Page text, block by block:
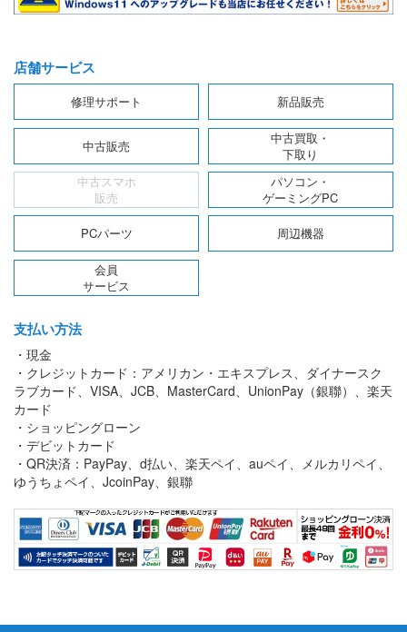
店舗サービス
修理サポート 新品販売
中古販売
中古買取・
下取り
中古スマホ
販売
パソコン・
ゲーミングPC
PCパーツ 周辺機器
会員
サービス
支払い方法
・現金
・クレジットカード：アメリカン・エキスプレス、ダイナースク
ラブカード、VISA、JCB、MasterCard、UnionPay（銀聯）、楽天
カード
・ショッピングローン
・デビットカード
・QR決済：PayPay、d払い、楽天ペイ、auペイ、メルカリペイ、
ゆうちょペイ、JcoinPay、銀聯